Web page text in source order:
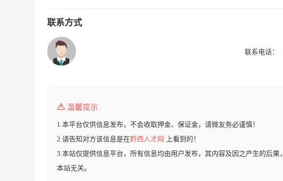
联系方式
联系电话：
温馨提示
1.本平台仅供信息发布，不会收取押金、保证金，请微友务必谨慎！
2.请告知对方该信息是在黔西人才网
上看到的！
3.本站仅提供信息平台，所有信息均由用户发布，其内容及因之产生的后果
本站无关。